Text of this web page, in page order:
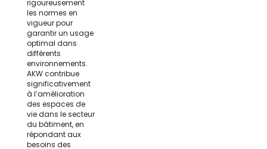
rigoureusement
les normes en
vigueur pour
garantir un usage
optimal dans
différents
environnements.
AKW contribue
significativement
à l’amélioration
des espaces de
vie dans le secteur
du bâtiment, en
répondant aux
besoins des